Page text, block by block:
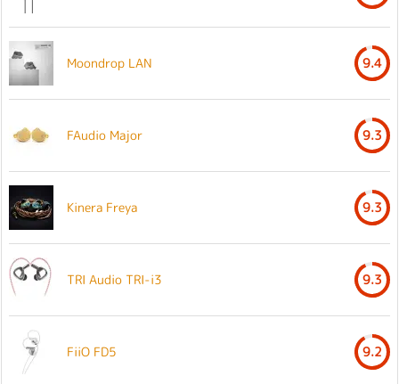
Moondrop LAN 9.4
FAudio Major 9.3
Kinera Freya 9.3
TRI Audio TRI-i3 9.3
FiiO FD5 9.2